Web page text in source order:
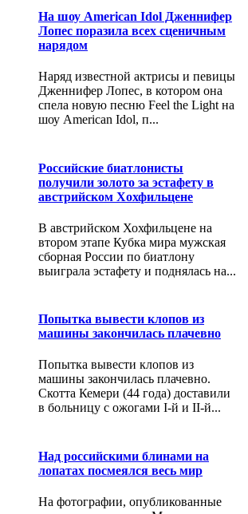
На шоу American Idol Дженнифер
Лопес поразила всех сценичным
нарядом
Наряд известной актрисы и певицы
Дженнифер Лопес, в котором она
спела новую песню Feel the Light на
шоу American Idol, п...
Российские биатлонисты
получили золото за эстафету в
австрийском Хохфильцене
В австрийском Хохфильцене на
втором этапе Кубка мира мужская
сборная России по биатлону
выиграла эстафету и поднялась на...
Попытка вывести клопов из
машины закончилась плачевно
Попытка вывести клопов из
машины закончилась плачевно.
Скотта Кемери (44 года) доставили
в больницу с ожогами I-й и II-й...
Над российскими блинами на
лопатах посмеялся весь мир
На фотографии, опубликованные